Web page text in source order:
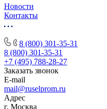
Новости
Контакты
8 (800) 301-35-31
8 (800) 301-35-31
+7 (495) 788-28-27
Заказать звонок
E-mail
mail@ruselprom.ru
Адрес
г. Москва